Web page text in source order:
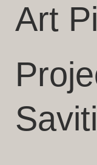
Art